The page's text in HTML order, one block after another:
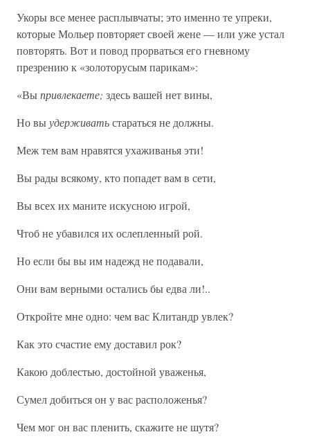
Укоры все менее расплывчаты; это именно те упреки,
которые Мольер повторяет своей жене — или уже устал
повторять. Вот и повод прорваться его гневному
презрению к «золоторусым парикам»:
«Выпривлекаете; здесь вашей нет вины,
Но выудерживатьстараться не должны.
Меж тем вам нравятся ухаживанья эти!
Вы рады всякому, кто попадет вам в сети,
Вы всех их маните искусною игрой,
Чтоб не убавился их ослепленный рой.
Но если бы вы им надежд не подавали,
Они вам верными остались бы едва ли!..
Откройте мне одно: чем вас Клитандр увлек?
Как это счастие ему доставил рок?
Какою доблестью, достойной уваженья,
Сумел добиться он у вас расположенья?
Чем мог он вас пленить, скажите не шутя?